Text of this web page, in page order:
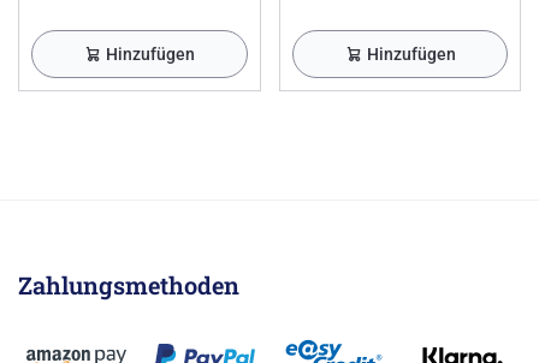
Hinzufügen Hinzufügen
Zahlungsmethoden